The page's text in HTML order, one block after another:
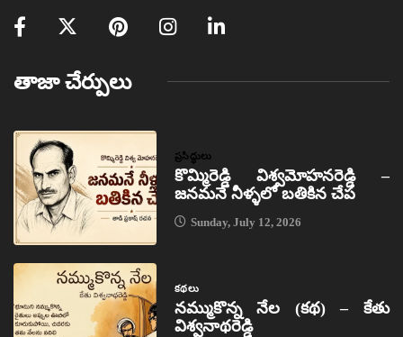
తాజా చేర్పులు
ప్రసిద్ధులు
కొమ్మిరెడ్డి విశ్వమోహనరెడ్డి –
జనమనే నీళ్ళలో బతికిన చేప
Sunday, July 12, 2026
కథలు
నమ్ముకొన్న నేల (కథ) – కేతు
విశ్వనాథరెడ్డి